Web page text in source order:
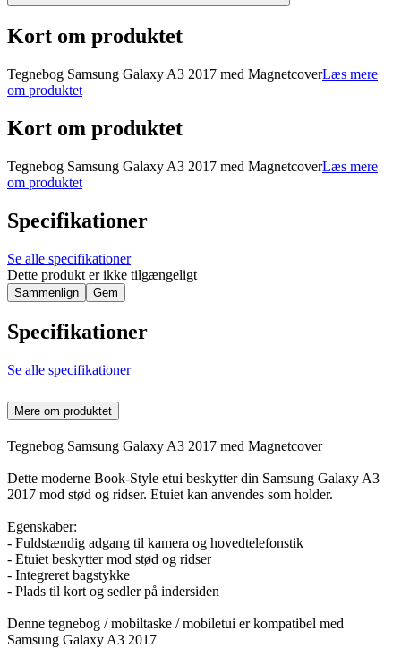
Kort om produktet
Tegnebog Samsung Galaxy A3 2017 med MagnetcoverLæs mere
om produktet
Kort om produktet
Tegnebog Samsung Galaxy A3 2017 med MagnetcoverLæs mere
om produktet
Specifikationer
Se alle specifikationer
Dette produkt er ikke tilgængeligt
Sammenlign Gem
Specifikationer
Se alle specifikationer
Mere om produktet
Tegnebog Samsung Galaxy A3 2017 med Magnetcover
Dette moderne Book-Style etui beskytter din Samsung Galaxy A3
2017 mod stød og ridser. Etuiet kan anvendes som holder.
Egenskaber:
- Fuldstændig adgang til kamera og hovedtelefonstik
- Etuiet beskytter mod stød og ridser
- Integreret bagstykke
- Plads til kort og sedler på indersiden
Denne tegnebog / mobiltaske / mobiletui er kompatibel med
Samsung Galaxy A3 2017